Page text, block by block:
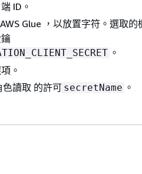
ID。
Glue ，以放置字符。選取的
。
。
色讀取 的許可 secretName 。